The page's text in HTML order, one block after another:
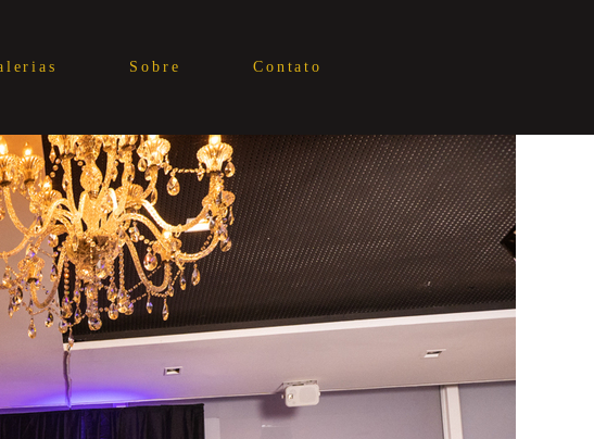
Sobre Contato